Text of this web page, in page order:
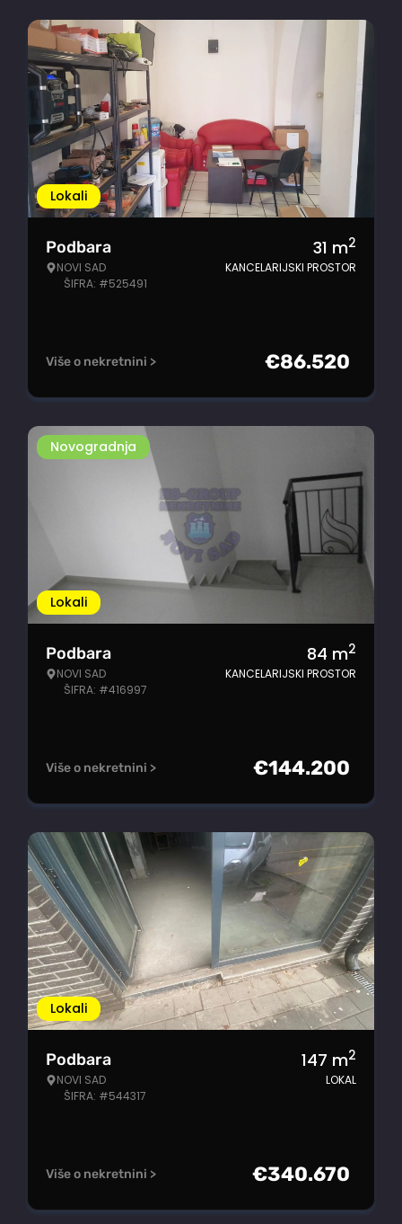
Lokali
Podbara
NOVI SAD
ŠIFRA: #525491
31 m2
KANCELARIJSKI PROSTOR
Više o nekretnini > €86.520
Lokali
Novogradnja
Podbara
NOVI SAD
ŠIFRA: #416997
84 m2
KANCELARIJSKI PROSTOR
Više o nekretnini > €144.200
Lokali
Podbara
NOVI SAD
ŠIFRA: #544317
147 m2
LOKAL
Više o nekretnini > €340.670